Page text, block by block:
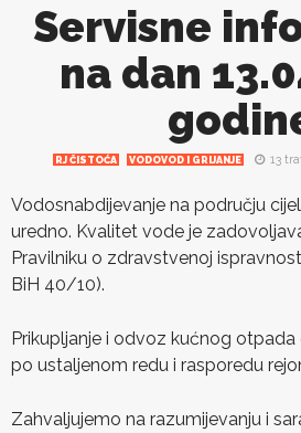
Servisne
na dan
RJ ČISTOĆA VODOVOD I GRIJANJE 13
Vodosnabdijevanje na području
uredno. Kvalitet vode je
Pravilniku o zdravstvenoj
BiH 40/10).
Prikupljanje i odvoz kućnog
po ustaljenom redu i rasporedu
Zahvaljujemo na razumijevanju i